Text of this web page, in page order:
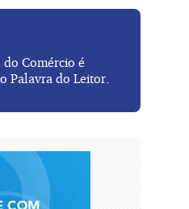
Comércio é
Palavra do Leitor.